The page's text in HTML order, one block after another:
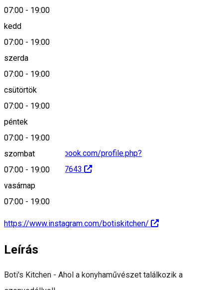
07:00 - 19:00
kedd
07:00 - 19:00
szerda
07:00 - 19:00
csütörtök
07:00 - 19:00
péntek
07:00 - 19:00
szombat
07:00 - 19:00
vasárnap
07:00 - 19:00
Romania
Keresd térképen
https://www.facebook.com/profile.php?
id=100054510337643
https://www.instagram.com/botiskitchen/
Leírás
Boti's Kitchen - Ahol a konyhaművészet találkozik a